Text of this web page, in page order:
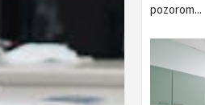
pozorom...